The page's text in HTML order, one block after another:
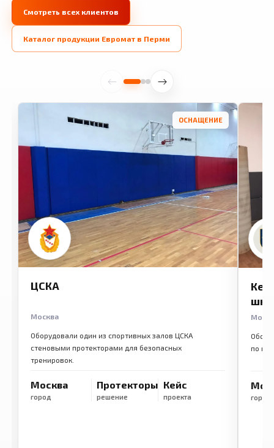
Смотреть всех клиентов
Каталог продукции Евромат в Перми
ОСНАЩЕНИЕ
ЦСКА
Москва
Оборудовали один из спортивных залов ЦСКА
стеновыми протекторами для безопасных
тренировок.
Москва
город
Протекторы
решение
Кейс
проекта
по
город